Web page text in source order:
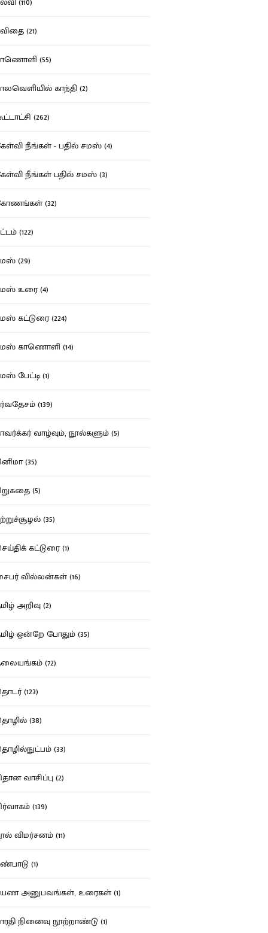
(21)
(55)
காந்தி (2)
(262)
நீங்கள் - பதில் சமஸ் (4)
நீங்கள் பதில் சமஸ் (3)
(32)
(122)
(29)
உரை (4)
கட்டுரை (224)
காணொளி (14)
பேட்டி (1)
(139)
வாழ்வும், நூல்களும் (5)
(35)
(5)
(35)
கட்டுரை (1)
வில்லன்கள் (16)
அறிவு (2)
ஒன்றே போதும் (35)
(72)
(123)
(38)
(33)
வாசிப்பு (2)
(139)
விமர்சனம் (11)
(1)
அனுபவங்கள், உரைகள் (1)
நினைவு நூற்றாண்டு (1)